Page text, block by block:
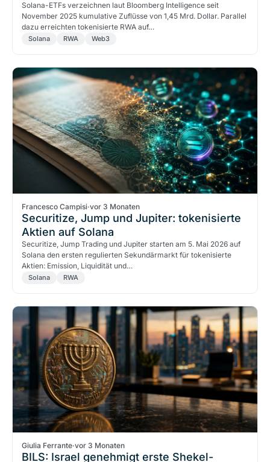
Solana-ETFs verzeichnen laut Bloomberg Intelligence seit
November 2025 kumulative Zuflüsse von 1,45 Mrd. Dollar. Parallel
dazu erreichten tokenisierte RWA auf…
Solana RWA Web3
Francesco Campisi·vor 3 Monaten
Securitize, Jump und Jupiter: tokenisierte
Aktien auf Solana
Securitize, Jump Trading und Jupiter starten am 5. Mai 2026 auf
Solana den ersten regulierten Sekundärmarkt für tokenisierte
Aktien: Emission, Liquidität und…
Solana RWA
Giulia Ferrante·vor 3 Monaten
BILS: Israel genehmigt erste Shekel-